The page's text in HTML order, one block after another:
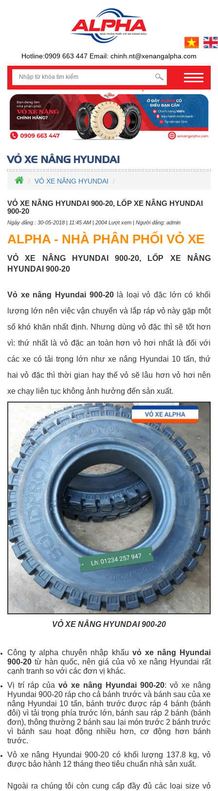
Hotline:0909 663 447 Email: chinh.nt@xenangalpha.com
prev
VỎ XE NÂNG HYUNDAI
VỎ XE NÂNG HYUNDAI 900-20, LỐP XE NÂNG HYUNDAI
900-20
Ngày đăng : 30-05-2018 | 11:45 AM | 2004 Lượt xem | Người đăng: admin
ALPHA - NHÀ PHÂN PHỐI VỎ XE
VỎ XE NÂNG HYUNDAI 900-20, LỐP XE NÂNG
HYUNDAI 900-20
Vỏ xe nâng Hyundai 900-20 là loại vỏ đặc lớn có khối
lượng lớn nên việc vận chuyển và lắp ráp vỏ này gặp một
số khó khăn nhất định. Nhưng dùng vỏ đặc thì sẽ tốt hơn
vì: thứ nhất là vỏ đặc an toàn hơn vỏ hơi nhất là đối với
các xe có tải trọng lớn như xe nâng Hyundai 10 tấn, thứ
hai vỏ đặc thì thời gian hay thế vỏ sẽ lâu hơn vỏ hơi nên
xe chạy liên tục không ảnh hưởng đến sản xuất.
VỎ XE NÂNG HYUNDAI 900-20
Công ty alpha chuyên nhập khẩu vỏ xe nâng Hyundai
900-20 từ hàn quốc, nên giá của vỏ xe nâng Hyundai rất
cạnh tranh so với các đơn vị khác.
Vị trí ráp của vỏ xe nâng Hyundai 900-20: vỏ xe nâng
Hyundai 900-20 ráp cho cả bánh trước và bánh sau của xe
nâng Hyundai 10 tấn, bánh trước được ráp 4 bánh (bánh
đôi) vì tải trọng phía trước lớn, bánh sau ráp 2 bánh (bánh
đơn), thông thường 2 bánh sau lại món trước 2 bánh trước
vì bánh sau hoạt động nhiều hơn, cơ động hơn bánh
trước.
Vỏ xe nâng Hyundai 900-20 có khối lượng 137.8 kg, vỏ
được bảo hành 12 tháng theo tiêu chuẩn nhà sản xuất.
Ngoài ra chúng tôi còn cung cấp đầy đủ các loại size vỏ